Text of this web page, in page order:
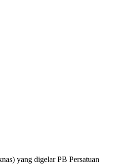
yang digelar PB Persatuan